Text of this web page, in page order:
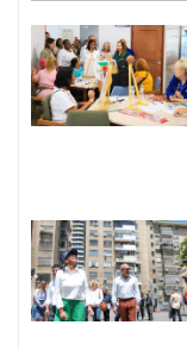
e
e
n
r
a
d